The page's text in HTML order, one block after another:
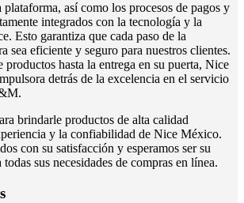
plataforma, así como los procesos de pagos y
integrados con la tecnología y la
Esto garantiza que cada paso de la
sea eficiente y seguro para nuestros clientes.
productos hasta la entrega en su puerta, Nice
detrás de la excelencia en el servicio
brindarle productos de alta calidad
y la confiabilidad de Nice México.
con su satisfacción y esperamos ser su
sus necesidades de compras en línea.